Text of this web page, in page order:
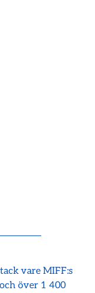
vare MIFF:s
över 1 400